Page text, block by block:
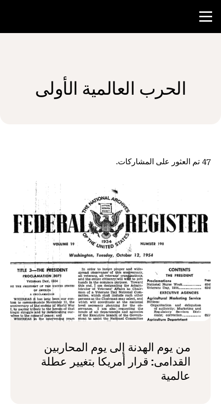
موارد المعلم
الحرب العالمية الأولى
47 تم العثور على المشاركات.
من يوم الهدنة إلى يوم المحاربين
القدامى: قرار أمريكا بتغيير عطلة
عالمية